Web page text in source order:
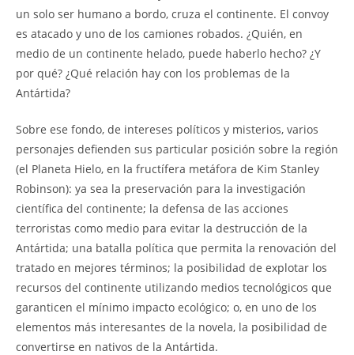
un solo ser humano a bordo, cruza el continente. El convoy
es atacado y uno de los camiones robados. ¿Quién, en
medio de un continente helado, puede haberlo hecho? ¿Y
por qué? ¿Qué relación hay con los problemas de la
Antártida?
Sobre ese fondo, de intereses políticos y misterios, varios
personajes defienden sus particular posición sobre la región
(el Planeta Hielo, en la fructífera metáfora de Kim Stanley
Robinson): ya sea la preservación para la investigación
científica del continente; la defensa de las acciones
terroristas como medio para evitar la destrucción de la
Antártida; una batalla política que permita la renovación del
tratado en mejores términos; la posibilidad de explotar los
recursos del continente utilizando medios tecnológicos que
garanticen el mínimo impacto ecológico; o, en uno de los
elementos más interesantes de la novela, la posibilidad de
convertirse en nativos de la Antártida.